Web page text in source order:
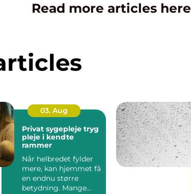
Read more articles here
03. Aug
Privat sygepleje tryg
pleje i kendte
rammer
Når helbredet fylder
mere, kan hjemmet få
en endnu større
betydning. Mange